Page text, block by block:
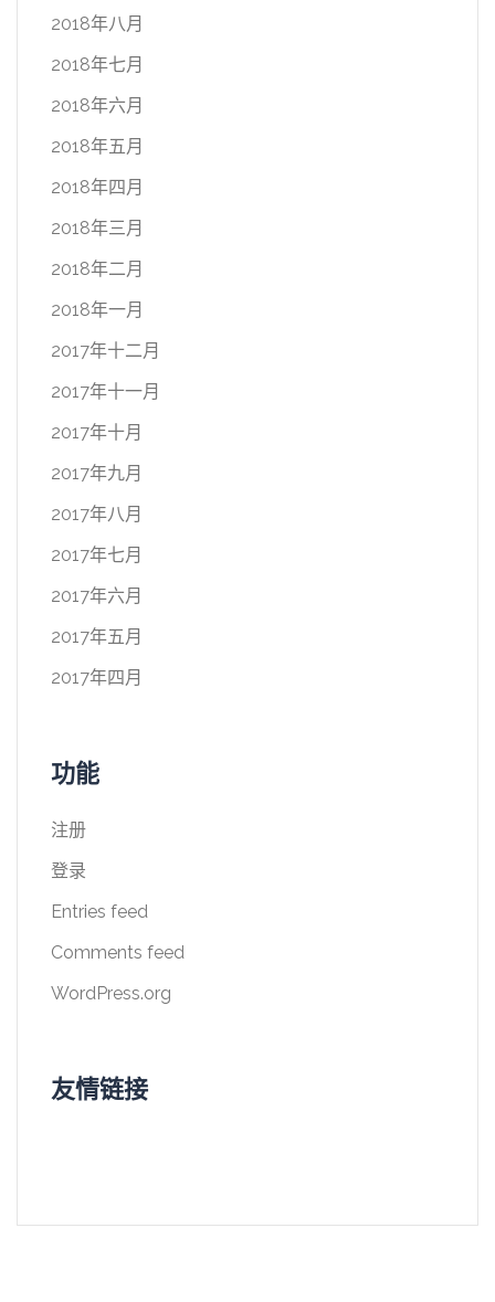
2018年八月
2018年七月
2018年六月
2018年五月
2018年四月
2018年三月
2018年二月
2018年一月
2017年十二月
2017年十一月
2017年十月
2017年九月
2017年八月
2017年七月
2017年六月
2017年五月
2017年四月
功能
注册
登录
Entries feed
Comments feed
WordPress.org
友情链接